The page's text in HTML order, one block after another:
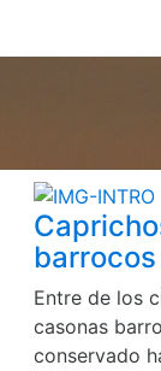
barrocos
Entre de los
casonas
conservado